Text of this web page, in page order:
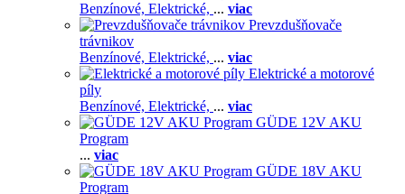
Benzínové, Elektrické, ... viac
Prevzdušňovače
trávnikov
Benzínové, Elektrické, ... viac
Elektrické a motorové
píly
Benzínové, Elektrické, ... viac
GÜDE 12V AKU
Program
... viac
GÜDE 18V AKU
Program